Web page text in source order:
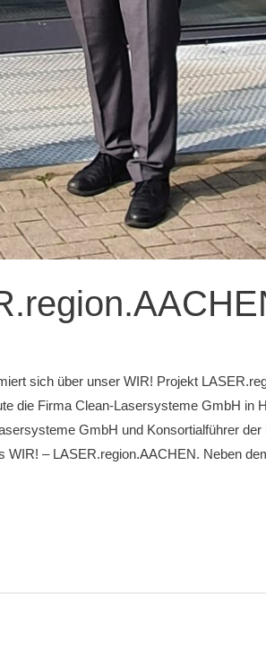
sich über unser WIR! Projekt
die Firma Clean-Lasersysteme GmbH in
GmbH und Konsortialführer
WIR! – LASER.region.AACHEN. Neben